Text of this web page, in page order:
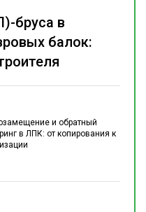
и обратный
в ЛПК: от копирования к
бруса в
балок: